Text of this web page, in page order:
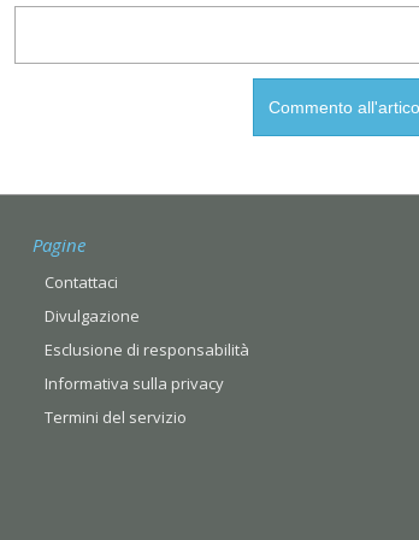
Pagine
Contattaci
Divulgazione
Esclusione di responsabilità
Informativa sulla privacy
Termini del servizio